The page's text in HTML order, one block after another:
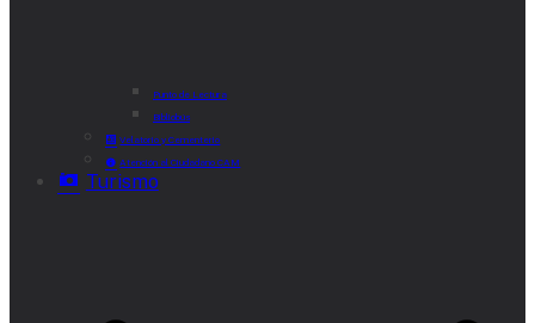
Punto de Lectura
Bibliobús
Velatorio y Cementerio
Atención al Ciudadano CAM
Turismo